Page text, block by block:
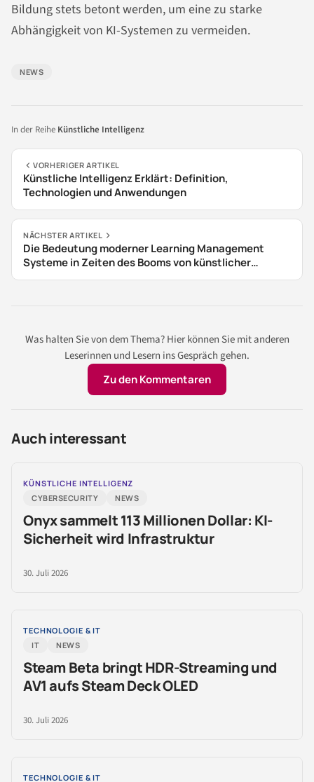
Bildung stets betont werden, um eine zu starke
Abhängigkeit von KI-Systemen zu vermeiden.
NEWS
In der Reihe Künstliche Intelligenz
VORHERIGER ARTIKEL
Künstliche Intelligenz Erklärt: Definition,
Technologien und Anwendungen
NÄCHSTER ARTIKEL
Die Bedeutung moderner Learning Management
Systeme in Zeiten des Booms von künstlicher
Intelligenz
Was halten Sie von dem Thema? Hier können Sie mit anderen
Leserinnen und Lesern ins Gespräch gehen.
Zu den Kommentaren
Auch interessant
KÜNSTLICHE INTELLIGENZ
CYBERSECURITY
NEWS
Onyx sammelt 113 Millionen Dollar: KI-
Sicherheit wird Infrastruktur
30. Juli 2026
TECHNOLOGIE & IT
IT
NEWS
Steam Beta bringt HDR-Streaming und
AV1 aufs Steam Deck OLED
30. Juli 2026
TECHNOLOGIE & IT